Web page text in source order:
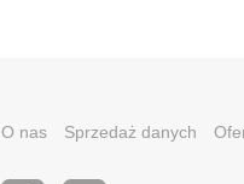
O nas Sprzedaż danych